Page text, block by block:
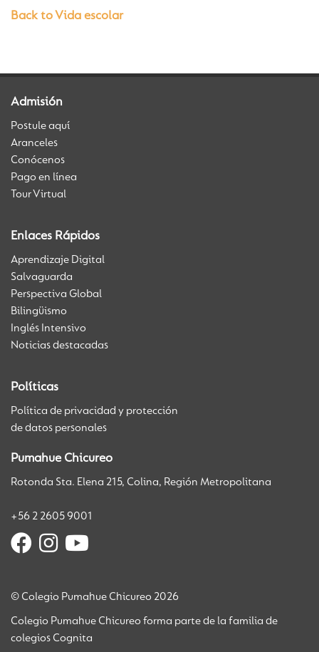
Back to Vida escolar
Admisión
Postule aquí
Aranceles
Conócenos
Pago en línea
Tour Virtual
Enlaces Rápidos
Aprendizaje Digital
Salvaguarda
Perspectiva Global
Bilingüismo
Inglés Intensivo
Noticias destacadas
Políticas
Política de privacidad y protección
de datos personales
Pumahue Chicureo
Rotonda Sta. Elena 215, Colina, Región Metropolitana
+56 2 2605 9001
© Colegio Pumahue Chicureo 2026
Colegio Pumahue Chicureo forma parte de la familia de
colegios Cognita